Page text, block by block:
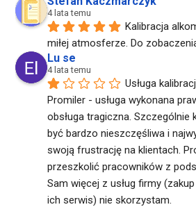
4 lata temu
Kalibracja
miłej atmosferze. Do
Lu se
4 lata temu
Usługa
Promiler - usługa wykonana
obsługa tragiczna. Szczególnie
być bardzo nieszczęśliwa i
swoją frustrację na klientach.
przeszkolić pracowników z
Sam więcej z usług firmy
ich serwis) nie skorzystam.